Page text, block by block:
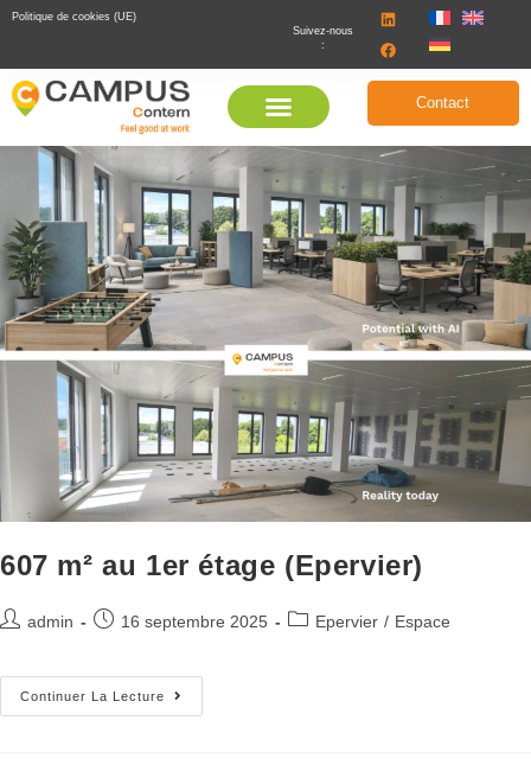
Politique de cookies (UE)
Suivez-nous
:
Contact
607 m² au 1er étage (Epervier)
admin 16 septembre 2025 Epervier / Espace
Continuer La Lecture